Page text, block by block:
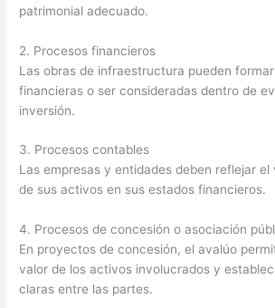
patrimonial adecuado.
2. Procesos financieros
Las obras de infraestructura pueden
financieras o ser consideradas dentro de
inversión.
3. Procesos contables
Las empresas y entidades deben reflejar
de sus activos en sus estados financieros.
4. Procesos de concesión o asociación
En proyectos de concesión, el avalúo
valor de los activos involucrados y
claras entre las partes.